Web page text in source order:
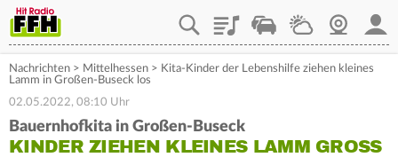
PlaylistStaupilotWetterWebcam
Nachrichten > Mittelhessen > Kita-Kinder der Lebenshilfe ziehen kleines
Lamm in Großen-Buseck los
02.05.2022, 08:10 Uhr
Bauernhofkita in Großen-Buseck
KINDER ZIEHEN KLEINES LAMM GROSS